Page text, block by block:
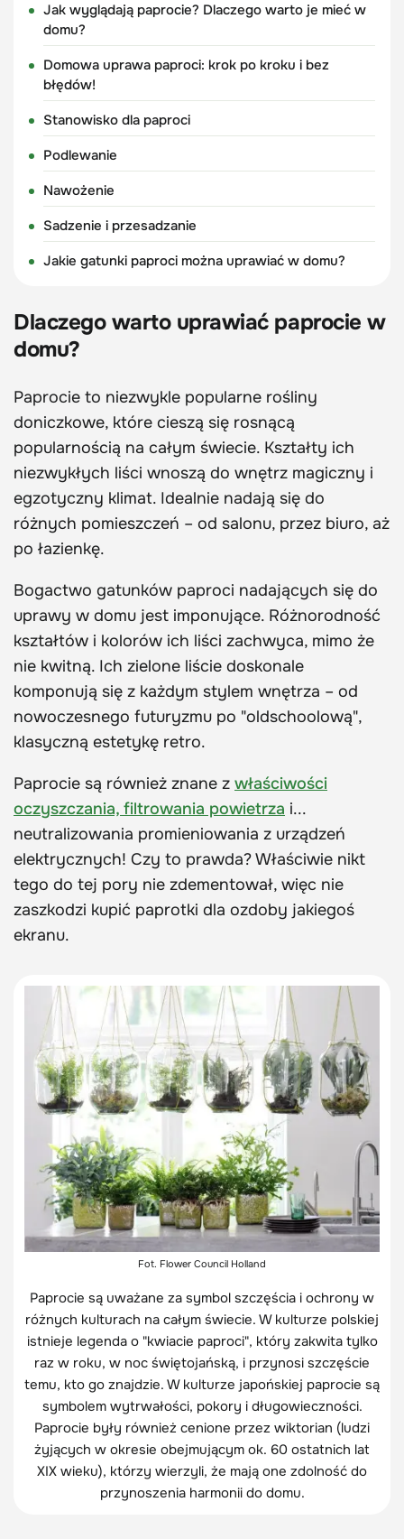
Jak wyglądają paprocie? Dlaczego warto je mieć w
domu?
Domowa uprawa paproci: krok po kroku i bez
błędów!
Stanowisko dla paproci
Podlewanie
Nawożenie
Sadzenie i przesadzanie
Jakie gatunki paproci można uprawiać w domu?
Dlaczego warto uprawiać paprocie w
domu?
Paprocie to niezwykle popularne rośliny
doniczkowe, które cieszą się rosnącą
popularnością na całym świecie. Kształty ich
niezwykłych liści wnoszą do wnętrz magiczny i
egzotyczny klimat. Idealnie nadają się do
różnych pomieszczeń – od salonu, przez biuro, aż
po łazienkę.
Bogactwo gatunków paproci nadających się do
uprawy w domu jest imponujące. Różnorodność
kształtów i kolorów ich liści zachwyca, mimo że
nie kwitną. Ich zielone liście doskonale
komponują się z każdym stylem wnętrza – od
nowoczesnego futuryzmu po "oldschoolową",
klasyczną estetykę retro.
Paprocie są również znane z właściwości
oczyszczania, filtrowania powietrza i...
neutralizowania promieniowania z urządzeń
elektrycznych! Czy to prawda? Właściwie nikt
tego do tej pory nie zdementował, więc nie
zaszkodzi kupić paprotki dla ozdoby jakiegoś
ekranu.
Fot. Flower Council Holland
Paprocie są uważane za symbol szczęścia i ochrony w
różnych kulturach na całym świecie. W kulturze polskiej
istnieje legenda o "kwiacie paproci", który zakwita tylko
raz w roku, w noc świętojańską, i przynosi szczęście
temu, kto go znajdzie. W kulturze japońskiej paprocie są
symbolem wytrwałości, pokory i długowieczności.
Paprocie były również cenione przez wiktorian (ludzi
żyjących w okresie obejmującym ok. 60 ostatnich lat
XIX wieku), którzy wierzyli, że mają one zdolność do
przynoszenia harmonii do domu.